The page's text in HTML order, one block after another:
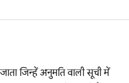
जिन्हें अनुमति वाली सूची में